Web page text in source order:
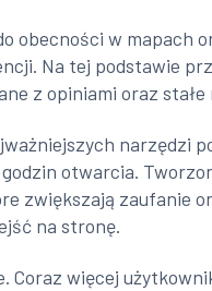
obecności w mapach
Na tej podstawie
z opiniami oraz
narzędzi
otwarcia.
zwiększają zaufanie
na stronę.
Coraz więcej